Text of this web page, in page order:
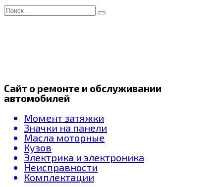
Перейти
к
Search
for:
Сайт о ремонте и обслуживании
автомобилей
Момент затяжки
Значки на панели
Масла моторные
Кузов
Электрика и электроника
Неисправности
Комплектации